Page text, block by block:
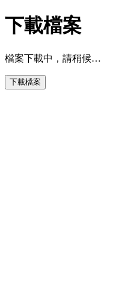
下載檔案
檔案下載中，請稍候…
下載檔案